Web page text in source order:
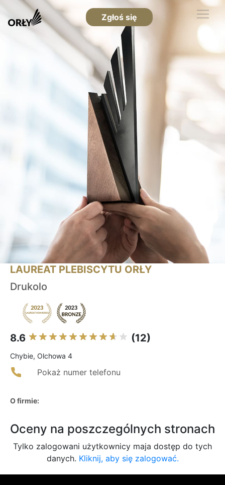
Zgłoś się
LAUREAT PLEBISCYTU ORŁY
Drukolo
8.6 (12)
Chybie, Olchowa 4
Pokaż numer telefonu
O firmie:
Oceny na poszczególnych stronach
Tylko zalogowani użytkownicy maja dostęp do tych
danych. Kliknij, aby się zalogować.